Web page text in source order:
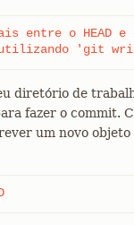
entre o HEAD
utilizando 'git
diretório de
fazer o commit.
um novo